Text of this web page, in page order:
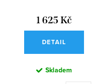
1 625 Kč
DETAIL
Skladem